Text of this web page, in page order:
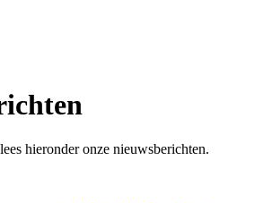
hieronder onze nieuwsberichten.